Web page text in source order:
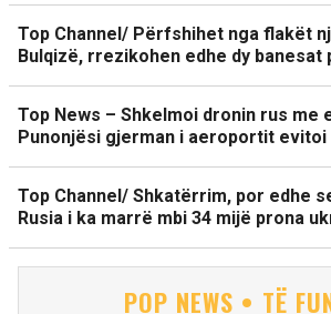
Top Channel/ Përfshihet nga flakët
Bulqizë, rrezikohen edhe dy banesat
Top News – Shkelmoi dronin rus me
Punonjësi gjerman i aeroportit
Top Channel/ Shkatërrim, por edhe
Rusia i ka marrë mbi 34 mijë prona
POP NEWS • TË